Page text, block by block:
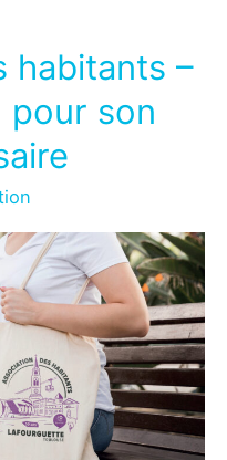
habitants –
pour son